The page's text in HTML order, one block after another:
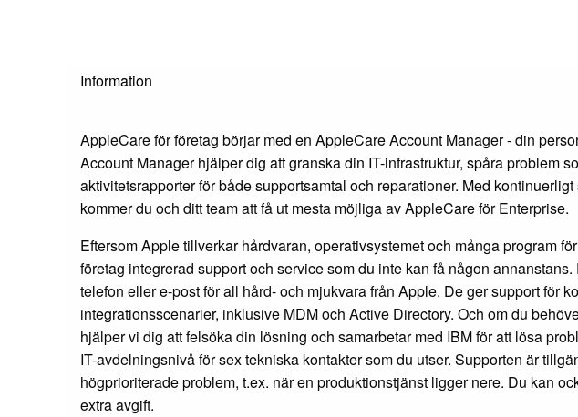
Information
AppleCare för företag börjar med en AppleCare Account Manager - din
Account Manager hjälper dig att granska din IT-infrastruktur, spåra problem
aktivitetsrapporter för både supportsamtal och reparationer. Med
kommer du och ditt team att få ut mesta möjliga av AppleCare för Enterprise.
Eftersom Apple tillverkar hårdvaran, operativsystemet och många program
företag integrerad support och service som du inte kan få någon
telefon eller e-post för all hård- och mjukvara från Apple. De ger support för
integrationsscenarier, inklusive MDM och Active Directory. Och om du
hjälper vi dig att felsöka din lösning och samarbetar med IBM för att lösa
IT-avdelningsnivå för sex tekniska kontakter som du utser. Supporten är
högprioriterade problem, t.ex. när en produktionstjänst ligger nere. Du kan
extra avgift.